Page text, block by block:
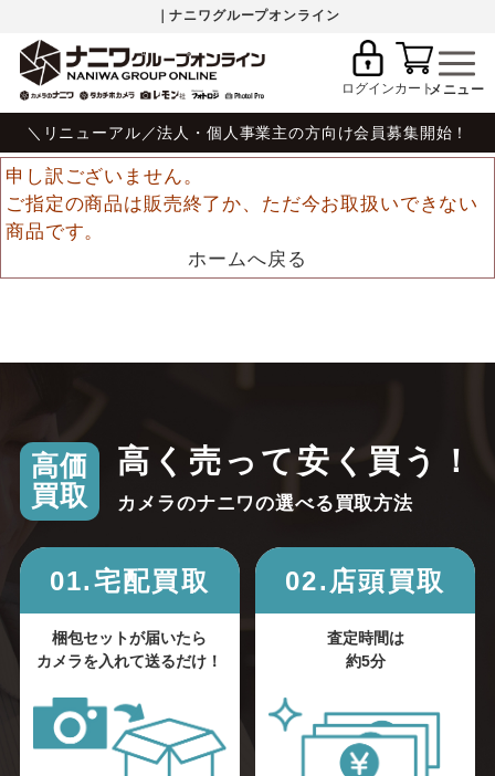
｜ナニワグループオンライン
ログインカート
＼リニューアル／法人・個人事業主の方向け会員募集開始！
申し訳ございません。
ご指定の商品は販売終了か、ただ今お取扱いできない
商品です。
ホームへ戻る
高価
買取
高く売って安く買う！
カメラのナニワの選べる買取方法
01.宅配買取
梱包セットが届いたら
カメラを入れて送るだけ！
02.店頭買取
査定時間は
約5分